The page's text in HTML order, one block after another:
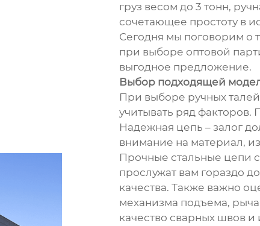
груз весом до 3 тонн,
сочетающее простоту в
Сегодня мы поговорим о
при выборе оптовой
выгодное предложение.
Выбор подходящей
При выборе ручных
учитывать ряд факторов.
Надежная цепь – залог
внимание на материал,
Прочные стальные цепи
прослужат вам гораздо
качества. Также важно
механизма подъема,
качество сварных швов